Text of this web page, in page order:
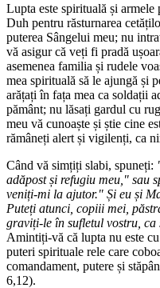
Lupta este spirituală și
Duh pentru răsturnarea
puterea Sângelui meu; nu
vă asigur că veți fi pradă
asemenea familia și rudele
mea spirituală să le ajungă și
arățați în fața mea ca soldații
pământ; nu lăsați gardul cu
meu vă cunoaște și știe cine
rămâneți alert și vigilenți, ca
Când vă simțiți slabi, spuneți:
adăpost și refugiu meu," sau
veniți-mi la ajutor." Și eu și
Puteți atunci, copiii mei,
graviți-le în sufletul vostru,
Amintiți-vă că lupta nu este
puteri spirituale rele care
comandament, putere și
6,12).